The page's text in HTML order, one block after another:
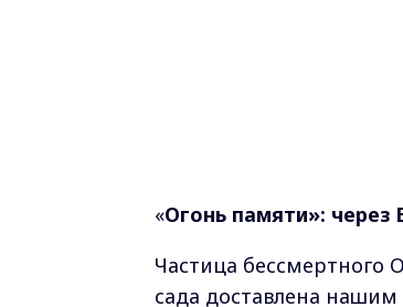
«Огонь памяти»:
Частица бессмертного
сада доставлена